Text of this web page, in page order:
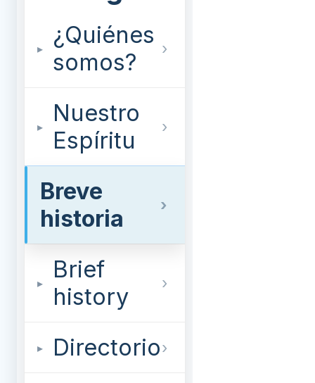
¿Quiénes
somos?
Nuestro
Espíritu
Breve
historia
Brief
history
Directorio